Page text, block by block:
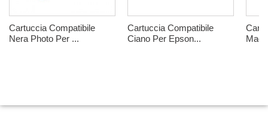
Cartuccia Compatibile
Nera Photo Per ...
Cartuccia Compatibile
Ciano Per Epson...